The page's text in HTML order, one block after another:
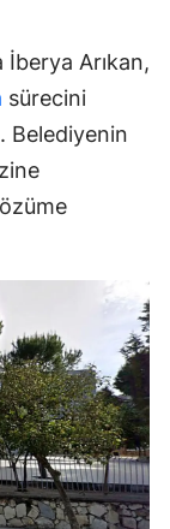
İberya Arıkan,
sürecini
Belediyenin